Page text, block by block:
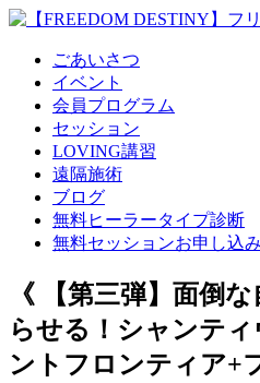
ごあいさつ
イベント
会員プログラム
セッション
LOVING講習
遠隔施術
ブログ
無料ヒーラータイプ診断
無料セッションお申し込み
《 【第三弾】面倒
らせる！シャンテ
ントフロンティア+